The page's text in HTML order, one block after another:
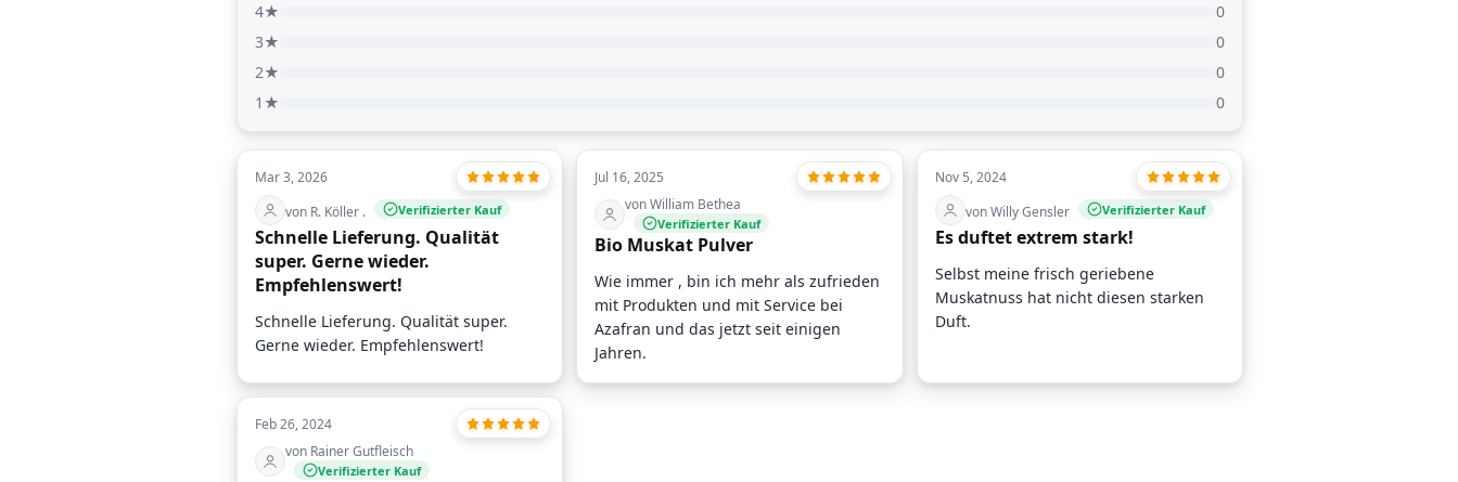
4★
0
3★
0
2★
0
1★
0
Mar 3, 2026
von R. Köller .
Verifizierter Kauf
Schnelle Lieferung. Qualität
super. Gerne wieder.
Empfehlenswert!
Schnelle Lieferung. Qualität super.
Gerne wieder. Empfehlenswert!
Jul 16, 2025
von William Bethea
Verifizierter Kauf
Bio Muskat Pulver
Wie immer , bin ich mehr als zufrieden
mit Produkten und mit Service bei
Azafran und das jetzt seit einigen
Jahren.
Nov 5, 2024
von Willy Gensler
Verifizierter Kauf
Es duftet extrem stark!
Selbst meine frisch geriebene
Muskatnuss hat nicht diesen starken
Duft.
Feb 26, 2024
von Rainer Gutfleisch
Verifizierter Kauf